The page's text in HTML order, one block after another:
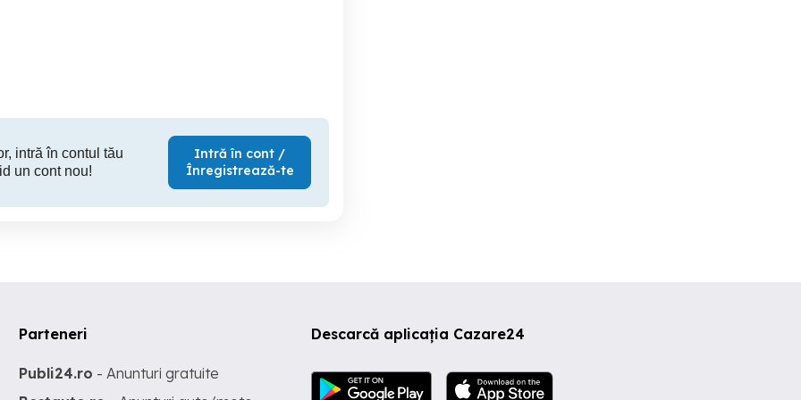
intră în contul tău
un cont nou!
Intră în cont /
Înregistrează-te
Descarcă aplicația Cazare24
Parteneri
Publi24.ro - Anunturi gratuite